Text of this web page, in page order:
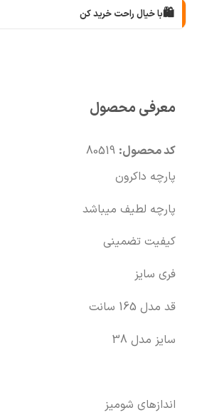
🛍️با خیال راحت خرید کن
🧡بعد از خرید هم کنارتیم
معرفی محصول
کد محصول: 80519
پارچه داکرون
پارچه لطیف میباشد
کیفیت تضمینی
فری سایز
قد مدل 165 سانت
سایز مدل 38
اندازهای شومیز